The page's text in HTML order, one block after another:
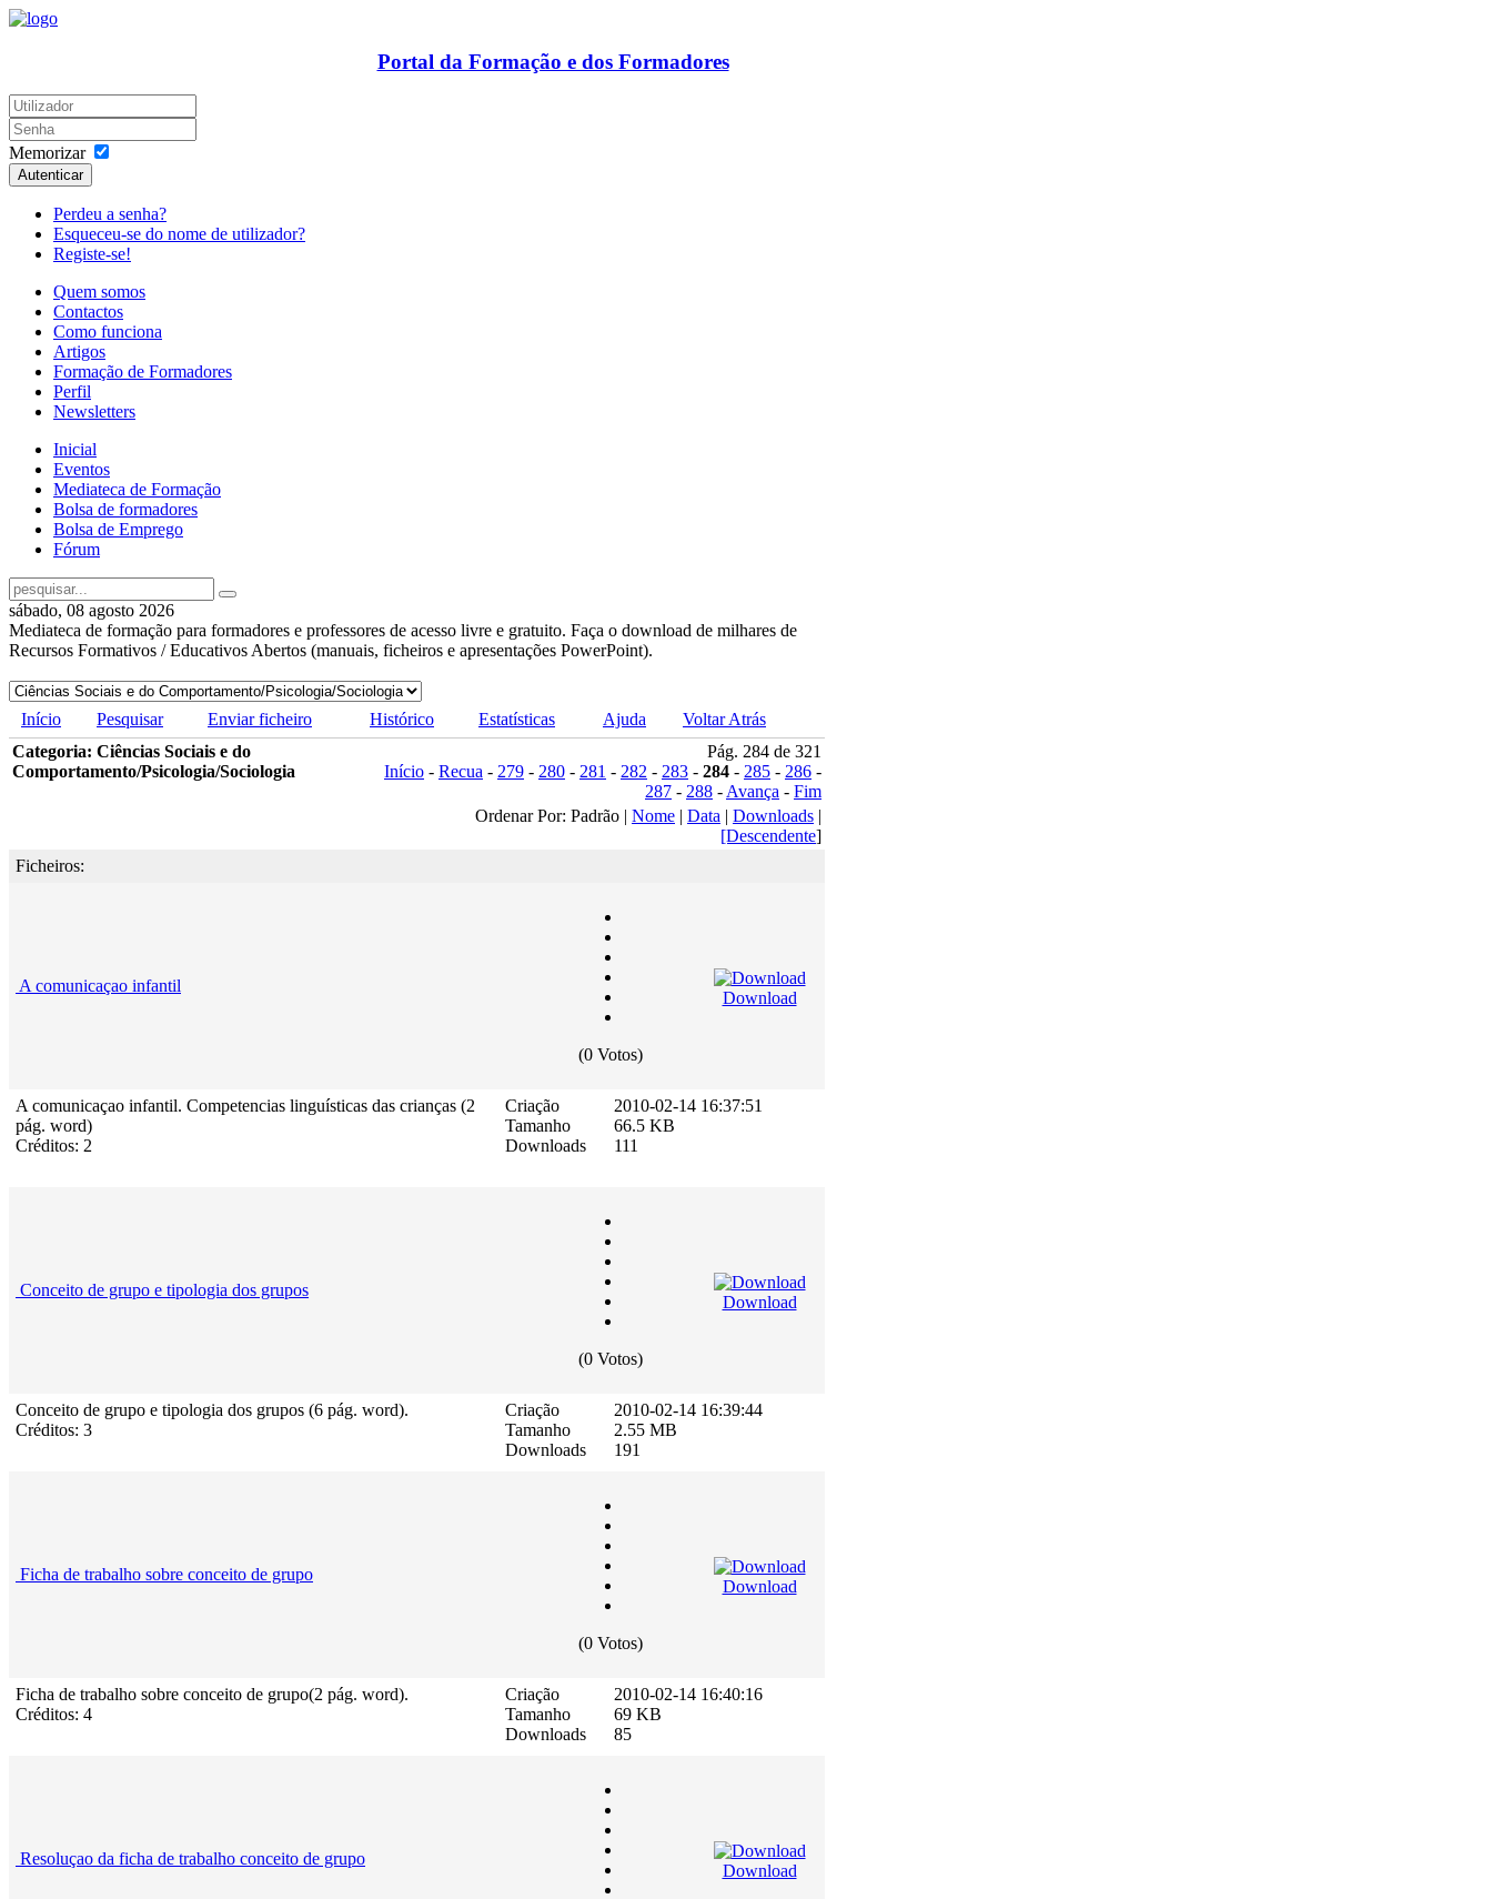
Portal da Formação e dos Formadores
Memorizar
Autenticar
Perdeu a senha?
Esqueceu-se do nome de utilizador?
Registe-se!
Quem somos
Contactos
Como funciona
Artigos
Formação de Formadores
Perfil
Newsletters
Inicial
Eventos
Mediateca de Formação
Bolsa de formadores
Bolsa de Emprego
Fórum
sábado, 08 agosto 2026
Mediateca de formação para formadores e professores de acesso livre e gratuito. Faça o download de milhares de
Recursos Formativos / Educativos Abertos (manuais, ficheiros e apresentações PowerPoint).
Início Pesquisar Enviar ficheiro Histórico Estatísticas Ajuda
Voltar Atrás
Categoria: Ciências Sociais e do
Comportamento/Psicologia/Sociologia
Pág. 284 de 321
Início - Recua - 279 - 280 - 281 - 282 - 283 - 284 - 285 - 286 -
287 - 288 -Avança - Fim
Ordenar Por: Padrão | Nome | Data | Downloads |
[Descendente]
Ficheiros:
A comunicaçao infantil
(0 Votos)
Download
A comunicaçao infantil. Competencias linguísticas das crianças (2
pág. word)
Créditos: 2
Criação
Tamanho
Downloads
2010-02-14 16:37:51
66.5 KB
111
Conceito de grupo e tipologia dos grupos
(0 Votos)
Download
Conceito de grupo e tipologia dos grupos (6 pág. word).
Créditos: 3
Criação
Tamanho
Downloads
2010-02-14 16:39:44
2.55 MB
191
Ficha de trabalho sobre conceito de grupo
(0 Votos)
Download
Ficha de trabalho sobre conceito de grupo(2 pág. word).
Créditos: 4
Criação
Tamanho
Downloads
2010-02-14 16:40:16
69 KB
85
Resoluçao da ficha de trabalho conceito de grupo
Download